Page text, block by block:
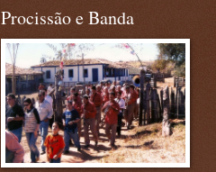
Procissão e Banda